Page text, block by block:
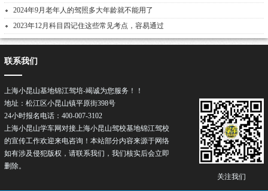
2024年9月老年人的驾照多大年龄就不能用了
2023年12月科目四记住这些常见考点，容易通过
关注我们
联系我们
上海小昆山基地锦江驾培-竭诚为您服务！！
地址：松江区小昆山镇平原街398号
24小时报名电话：400-007-3102
上海小昆山学车网对接上海小昆山驾校基地锦江驾校
的宣传工作欢迎来电咨询！本站部分内容来源于网络
如有涉及侵犯版权，请联系我们，我们核实后会立即
删除。